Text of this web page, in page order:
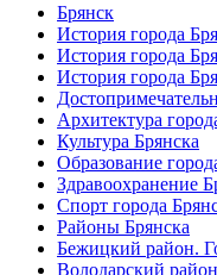
Брянск
История города
История города
История города
Архитектура
Культура Брянска
Образование
Здравоохранение
Спорт города
Районы Брянска
Бежицкий район.
Володарский